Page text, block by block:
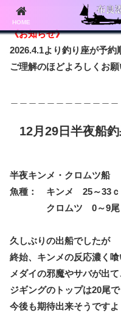
《お知らせ》
2026.4.1より釣り座が予
ご理解のほどよろしくお
12月29日半夜船
半夜キンメ・クロムツ船
魚種： キンメ 25～33
クロムツ 0～9尾
久しぶりの出船でしたが
終始、キンメの反応濃く
メダイの邪魔やサバが出
ジギングのトップは20尾
今後も期待出来そうですよ
HOME